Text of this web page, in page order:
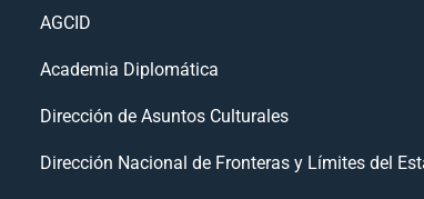
AGCID
Academia Diplomática
Dirección de Asuntos Culturales
Dirección Nacional de Fronteras y Límites del